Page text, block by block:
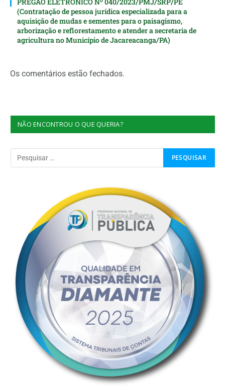
(Contratação de pessoa jurídica especializada para a
aquisição de mudas e sementes para o paisagismo,
arborização e reflorestamento e atender a secretaria de
agricultura no Município de Jacareacanga/PA)
Os comentários estão fechados.
NÃO ENCONTROU O QUE QUERIA?